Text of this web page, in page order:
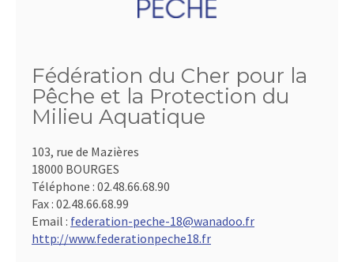
Fédération du Cher pour la
Pêche et la Protection du
Milieu Aquatique
103, rue de Mazières
18000 BOURGES
Téléphone : 02.48.66.68.90
Fax : 02.48.66.68.99
Email : federation-peche-18@wanadoo.fr
http://www.federationpeche18.fr